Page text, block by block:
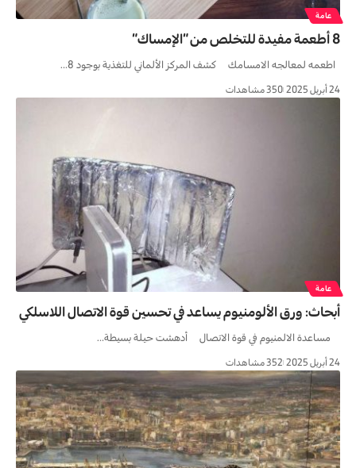
عامة
8 أطعمة مفيدة للتخلص من “الإمساك”
اطعمه لمعالجه الامسامك كشف المركز الألماني للتغذية بوجود 8…
24 أبريل 2025 350 مشاهدات
عامة
أبحاث: ورق الألومنيوم يساعد في تحسين قوة الاتصال اللاسلكي
مساعدة الالمنيوم في قوة الاتصال أدهشت حيلة بسيطة…
24 أبريل 2025 352 مشاهدات